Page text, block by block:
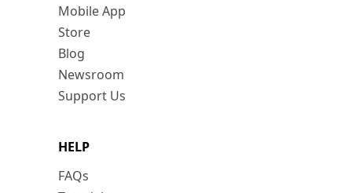
Mobile App
Store
Blog
Newsroom
Support Us
HELP
FAQs